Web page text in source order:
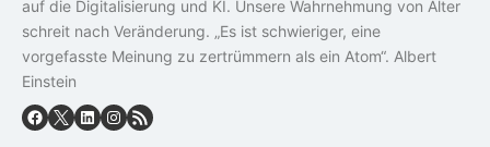
auf die Digitalisierung und KI. Unsere Wahrnehmung von Alter
schreit nach Veränderung. „Es ist schwieriger, eine
vorgefasste Meinung zu zertrümmern als ein Atom“. Albert
Einstein